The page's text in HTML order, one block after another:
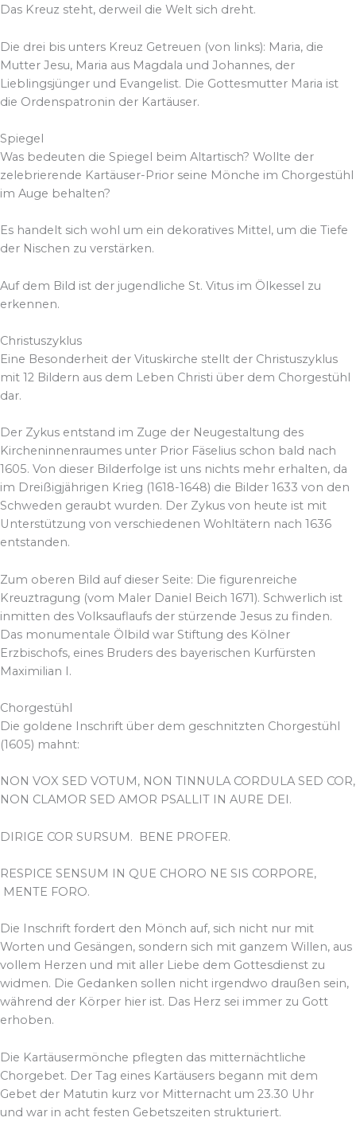
Das Kreuz steht, derweil die Welt sich dreht.
Die drei bis unters Kreuz Getreuen (von links): Maria, die
Mutter Jesu, Maria aus Magdala und Johannes, der
Lieblingsjünger und Evangelist. Die Gottesmutter Maria ist
die Ordenspatronin der Kartäuser.
Spiegel
Was bedeuten die Spiegel beim Altartisch? Wollte der
zelebrierende Kartäuser-Prior seine Mönche im Chorgestühl
im Auge behalten?
Es handelt sich wohl um ein dekoratives Mittel, um die Tiefe
der Nischen zu verstärken.
Auf dem Bild ist der jugendliche St. Vitus im Ölkessel zu
erkennen.
Christuszyklus
Eine Besonderheit der Vituskirche stellt der Christuszyklus
mit 12 Bildern aus dem Leben Christi über dem Chorgestühl
dar.
Der Zykus entstand im Zuge der Neugestaltung des
Kircheninnenraumes unter Prior Fäselius schon bald nach
1605. Von dieser Bilderfolge ist uns nichts mehr erhalten, da
im Dreißigjährigen Krieg (1618-1648) die Bilder 1633 von den
Schweden geraubt wurden. Der Zykus von heute ist mit
Unterstützung von verschiedenen Wohltätern nach 1636
entstanden.
Zum oberen Bild auf dieser Seite: Die figurenreiche
Kreuztragung (vom Maler Daniel Beich 1671). Schwerlich ist
inmitten des Volksauflaufs der stürzende Jesus zu finden.
Das monumentale Ölbild war Stiftung des Kölner
Erzbischofs, eines Bruders des bayerischen Kurfürsten
Maximilian I.
Chorgestühl
Die goldene Inschrift über dem geschnitzten Chorgestühl
(1605) mahnt:
NON VOX SED VOTUM, NON TINNULA CORDULA SED COR,
NON CLAMOR SED AMOR PSALLIT IN AURE DEI.
DIRIGE COR SURSUM. BENE PROFER.
RESPICE SENSUM IN QUE CHORO NE SIS CORPORE,
MENTE FORO.
Die Inschrift fordert den Mönch auf, sich nicht nur mit
Worten und Gesängen, sondern sich mit ganzem Willen, aus
vollem Herzen und mit aller Liebe dem Gottesdienst zu
widmen. Die Gedanken sollen nicht irgendwo draußen sein,
während der Körper hier ist. Das Herz sei immer zu Gott
erhoben.
Die Kartäusermönche pflegten das mitternächtliche
Chorgebet. Der Tag eines Kartäusers begann mit dem
Gebet der Matutin kurz vor Mitternacht um 23.30 Uhr
und war in acht festen Gebetszeiten strukturiert.